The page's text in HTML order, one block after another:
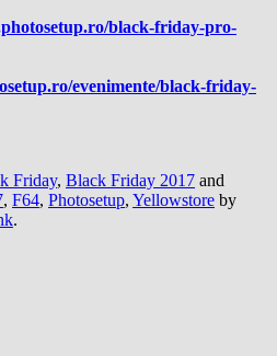
black-friday-pro-
evenimente/black-friday-
Friday, Black Friday 2017 and
, F64, Photosetup, Yellowstore by
.